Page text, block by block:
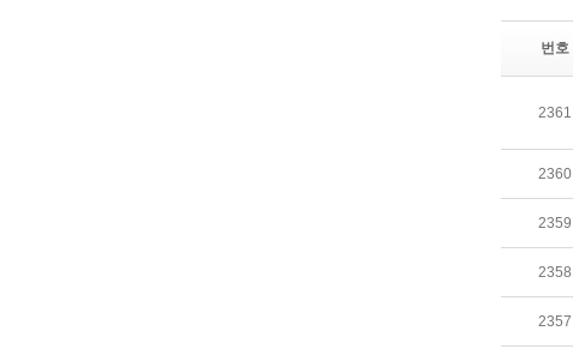
번호
2361
2360
2359
2358
2357